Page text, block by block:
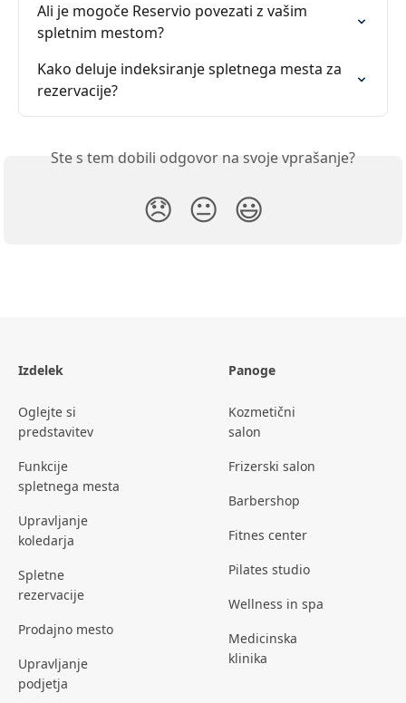
Ali je mogoče Reservio povezati z vašim
spletnim mestom?
Kako deluje indeksiranje spletnega mesta za
rezervacije?
Ste s tem dobili odgovor na svoje vprašanje?
😞 😐 😃
Izdelek
Oglejte si
predstavitev
Funkcije
spletnega mesta
Upravljanje
koledarja
Spletne
rezervacije
Prodajno mesto
Upravljanje
podjetja
Panoge
Kozmetični
salon
Frizerski salon
Barbershop
Fitnes center
Pilates studio
Wellness in spa
Medicinska
klinika